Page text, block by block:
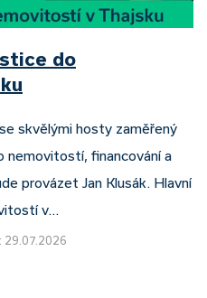
do
skvělými hosty zaměřený
nemovitostí, financování a
provázet Jan Klusák. Hlavní
v…
29.07.2026